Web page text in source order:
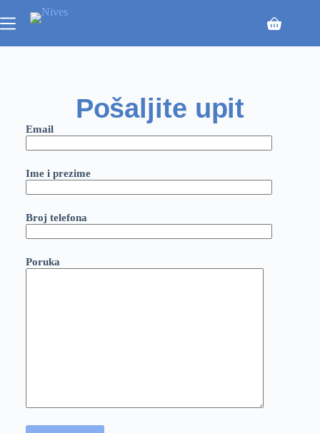
Pošaljite upit
Email
Ime i prezime
Broj telefona
Poruka